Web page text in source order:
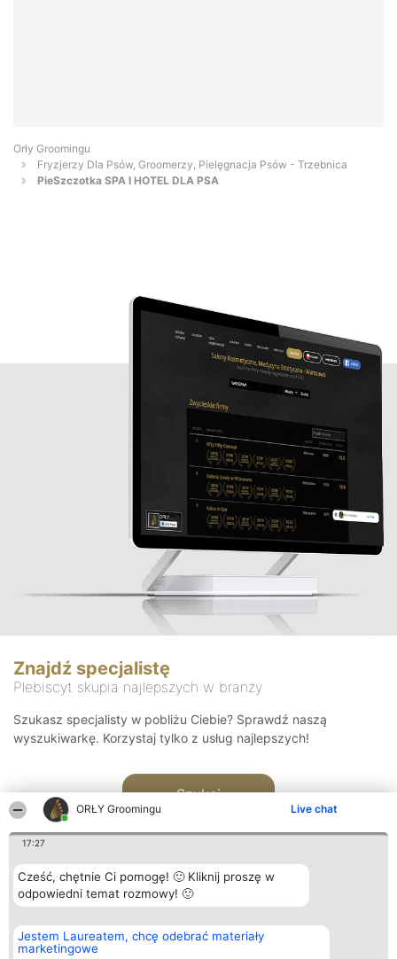
ORŁY Groomingu Live chat
17:27
Cześć, chętnie Ci pomogę! 🙂 Kliknij proszę w
odpowiedni temat rozmowy! 🙂
Jestem Laureatem, chcę odebrać materiały
marketingowe
Orły Groomingu
Fryzjerzy Dla Psów, Groomerzy, Pielęgnacja Psów - Trzebnica
PieSzczotka SPA I HOTEL DLA PSA
Znajdź specjalistę
Plebiscyt skupia najlepszych w branży
Szukasz specjalisty w pobliżu Ciebie? Sprawdź naszą
wyszukiwarkę. Korzystaj tylko z usług najlepszych!
Szukaj
Organizator plebiscytu
Bright Side Solutions sp. z o.
o. sp. k.
Plebiscyt
Laureaci
Kontakt
Kontakt